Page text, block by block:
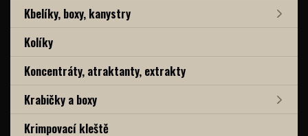
Kbelíky, boxy, kanystry
Kolíky
Koncentráty, atraktanty, extrakty
Krabičky a boxy
Krimpovací kleště